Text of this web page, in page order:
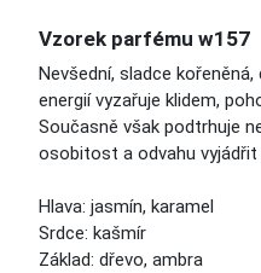
Vzorek parfému w157
Nevšední, sladce
energií vyzařuje klidem,
Současně však podtrhuje
osobitost a odvahu
Hlava: jasmín, karamel
Srdce: kašmír
Základ: dřevo, ambra